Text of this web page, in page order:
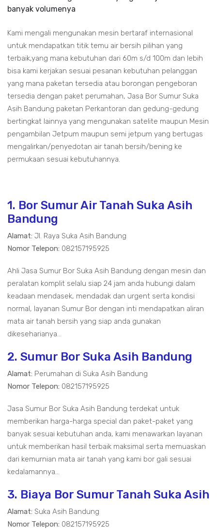
banyak volumenya
Kami mengali mengunakan mesin bertaraf internasional
untuk mendapatkan titik temu air bersih pilihan yang
terbaik,yang mana kebutuhan dari 60m s/d 100m dan lebih
bisa kami kerjakan sesuai pesanan kebutuhan pelanggan
yang mana paketan tersedia atau borongan pengeboran
tersedia dengan paket perumahan, Jasa Bor Sumur Suka
Asih Bandung paketan Perkantoran dan gedung-gedung
bertingkat lainnya yang mengunakan satelite maupun Mesin
pengambilan Jetpum maupun semi jetpum yang bertugas
mengalirkan/penyedotan air tanah bersih/bening ke
permukaan sesuai kebutuhannya.
1. Bor Sumur Air Tanah Suka Asih
Bandung
Alamat: Jl. Raya Suka Asih Bandung
Nomor Telepon: 082157195925
Ahli Jasa Sumur Bor Suka Asih Bandung dengan mesin dan
peralatan komplit selalu siap 24 jam anda hubungi dalam
keadaan mendasek, mendadak dan urgent serta kondisi
normal, layanan Sumur Bor dengan inti mendapatkan aliran
mata air tanah bersih yang siap anda gunakan
dikeseharianya...
2. Sumur Bor Suka Asih Bandung
Alamat: Perumahan di Suka Asih Bandung
Nomor Telepon: 082157195925
Jasa Sumur Bor Suka Asih Bandung terdekat untuk
memberikan harga-harga special dan paket-paket yang
banyak sesuai kebutuhan anda, kami menawarkan layanan
untuk memberikan hasil terbaik maksimal serta memuaskan
dari kemurnian mata air tanah yang kami bor gali sesuai
kedalamannya...
3. Biaya Bor Sumur Tanah Suka Asih
Alamat: Suka Asih Bandung
Nomor Telepon: 082157195925